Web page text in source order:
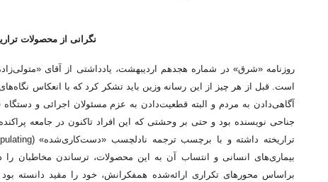
نگرانی از محصولات
روزنامه «شرق» در شماره هجدهم اردیبهشت‌، یادداشتی از آقای
است. قبل از هر چیز از این رسانه وزین باید تشکر کرد که با انعکاس
آگاهی‌دادن به مردم و البته قطعیت‌دادن به عزم مسئولان اجرائی و
جناحی نویسنده بود و حتی بر وحشتی که این افراد تاکنون در جامعه
بیماری‌های انسانی و انتساب آن به این محصولات، ترساندن مخاطبان
براساس محورهای تکراری ارائه‌شده همفکرانش، خود را مقید دانسته